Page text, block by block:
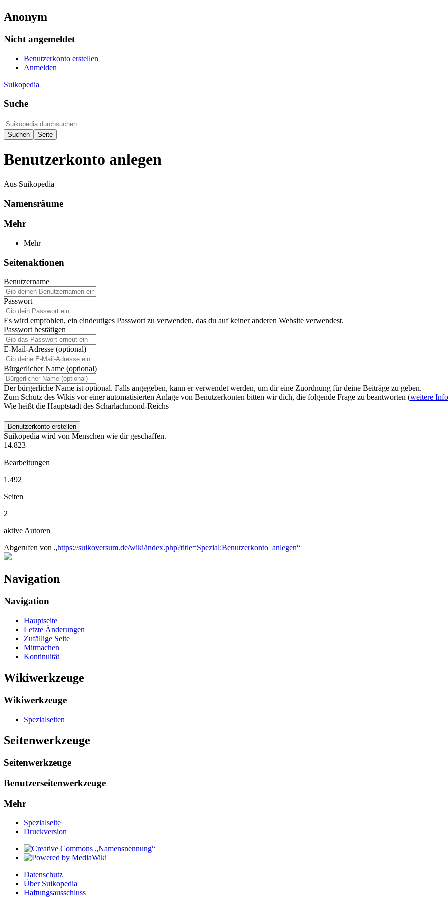
Anonym
Nicht angemeldet
Benutzerkonto erstellen
Anmelden
Suikopedia
Suche
Benutzerkonto anlegen
Aus Suikopedia
Namensräume
Mehr
Mehr
Seitenaktionen
Benutzername
Passwort
Es wird empfohlen, ein eindeutiges Passwort zu verwenden, das du auf keiner anderen Website verwendest.
Passwort bestätigen
E-Mail-Adresse (optional)
Bürgerlicher Name (optional)
Der bürgerliche Name ist optional. Falls angegeben, kann er verwendet werden, um dir eine Zuordnung für deine Beiträge zu geben.
Zum Schutz des Wikis vor einer automatisierten Anlage von Benutzerkonten bitten wir dich, die folgende Frage zu beantworten (weitere
Wie heißt die Hauptstadt des Scharlachmond-Reichs
Benutzerkonto erstellen
Suikopedia wird von Menschen wie dir geschaffen.
14.823
Bearbeitungen
1.492
Seiten
2
aktive Autoren
Abgerufen von „https://suikoversum.de/wiki/index.php?title=Spezial:Benutzerkonto_anlegen“
Navigation
Navigation
Hauptseite
Letzte Änderungen
Zufällige Seite
Mitmachen
Kontinuität
Wikiwerkzeuge
Wikiwerkzeuge
Spezialseiten
Seitenwerkzeuge
Seitenwerkzeuge
Benutzerseitenwerkzeuge
Mehr
Spezialseite
Druckversion
Datenschutz
Über Suikopedia
Haftungsausschluss